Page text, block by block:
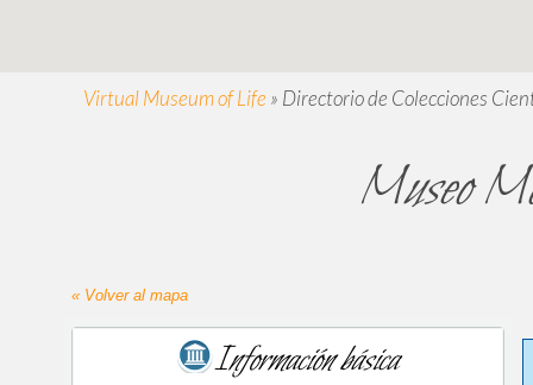
Virtual Museum of Life » Directorio de Colecciones
Museo
« Volver al mapa
Información básica